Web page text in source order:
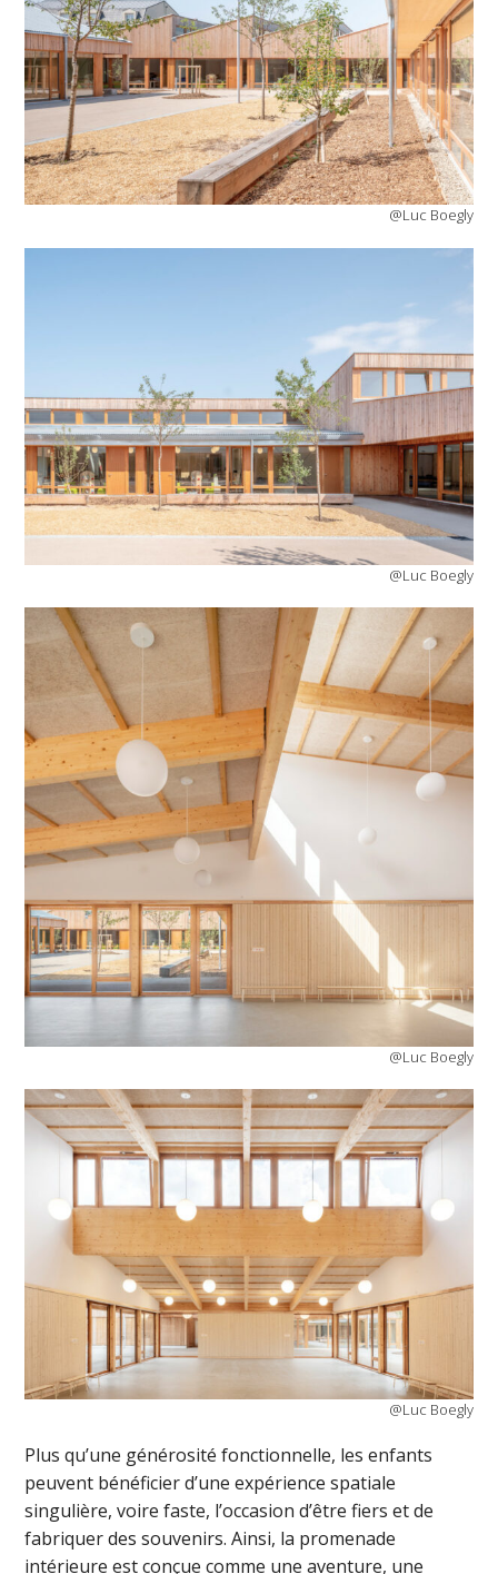
@Luc Boegly
@Luc Boegly
@Luc Boegly
@Luc Boegly
Plus qu’une générosité fonctionnelle, les enfants
peuvent bénéficier d’une expérience spatiale
singulière, voire faste, l’occasion d’être fiers et de
fabriquer des souvenirs. Ainsi, la promenade
intérieure est conçue comme une aventure, une